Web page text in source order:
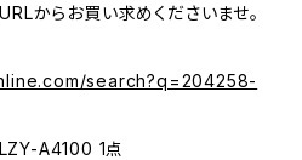
からお買い求めくださいませ。
search?q=204258-
A4100 1点